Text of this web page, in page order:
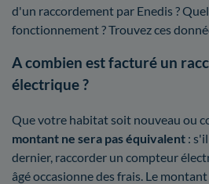
d'un raccordement par Enedis ?
fonctionnement ? Trouvez ces
A combien est facturé un
électrique ?
Que votre habitat soit nouveau ou
montant ne sera pas équivalent :
dernier, raccorder un compteur
âgé occasionne des frais. Le